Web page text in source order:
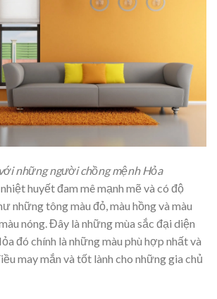
những người chồng mệnh Hỏa
huyết đam mê mạnh mẽ và có độ
những tông màu đỏ, màu hồng và màu
nóng. Đây là những mùa sắc đại diện
đó chính là những màu phù hợp nhất và
may mắn và tốt lành cho những gia chủ